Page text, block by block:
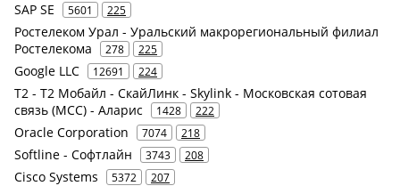
SAP SE 5601 225
Ростелеком Урал - Уральский макрорегиональный филиал
Ростелекома
278 225
Google LLC 12691 224
Т2 - Т2 Мобайл - СкайЛинк - Skylink - Московская сотовая
связь (МСС) - Аларис
1428 222
Oracle Corporation 7074 218
Softline - Софтлайн 3743 208
Cisco Systems 5372 207